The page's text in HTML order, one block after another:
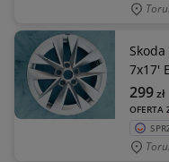
7x17'
OFERTA
299zł